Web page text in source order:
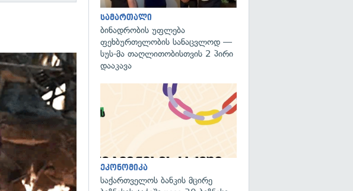
სამართალი
ბინადრობის უფლება
ფეხბურთელობის სანაცვლოდ —
სუს-მა თაღლითობისთვის 2 პირი
დააკავა
ეკონომიკა
საქართველოს ბანკის მცირე